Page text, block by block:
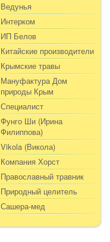
Ведунья
Интерком
ИП Белов
Китайские производители
Крымские травы
Мануфактура Дом
природы Крым
Специалист
Фунго Ши (Ирина
Филиппова)
Vikola (Викола)
Компания Хорст
Православный травник
Природный целитель
Сашера-мед